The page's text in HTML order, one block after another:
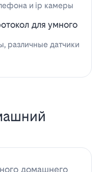
и ip камеры
для умного
различные датчики
домашнего